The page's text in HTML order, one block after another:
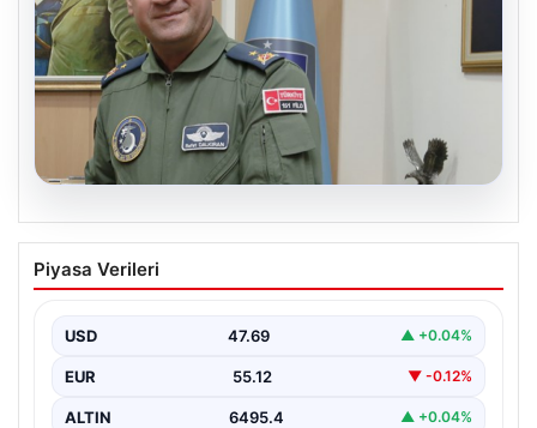
Rafet Dalkıran kimdir? Yeni Hava
Kuvvetleri Komutanı Rafet Dalkıran’ın
Piyasa Verileri
USD 47.69 ▲ +0.04%
EUR 55.12 ▼ -0.12%
ALTIN 6495.4 ▲ +0.04%